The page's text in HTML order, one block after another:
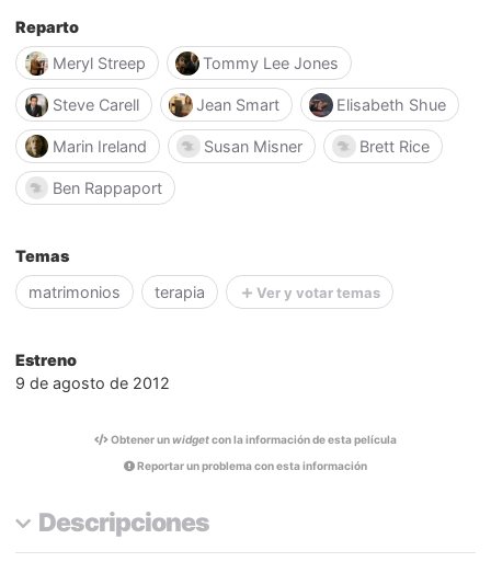
Reparto
Meryl Streep
Tommy Lee Jones
Steve Carell Jean Smart Elisabeth Shue
Marin Ireland Susan Misner Brett Rice
Ben Rappaport
Temas
matrimonios
terapia Ver y votar temas
Estreno
9 de agosto de 2012
Obtener unwidgetcon la información de esta película
Reportar un problema con esta información
Descripciones